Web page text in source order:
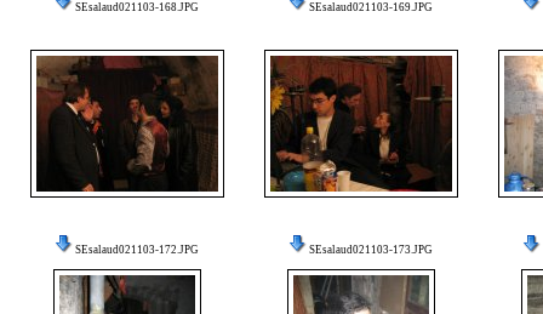
SEsalaud021103-168.JPG SEsalaud021103-169.JPG
SEsalaud021103-172.JPG SEsalaud021103-173.JPG